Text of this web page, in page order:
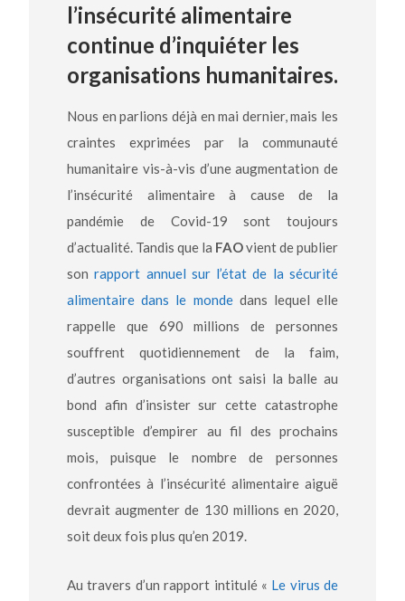
l’insécurité alimentaire
continue d’inquiéter les
organisations humanitaires.
Nous en parlions déjà en mai dernier, mais les
craintes exprimées par la communauté
humanitaire vis-à-vis d’une augmentation de
l’insécurité alimentaire à cause de la
pandémie de Covid-19 sont toujours
d’actualité. Tandis que la FAOvient de publier
sonrapport annuel sur l’état de la sécurité
alimentaire dans le mondedans lequel elle
rappelle que 690 millions de personnes
souffrent quotidiennement de la faim,
d’autres organisations ont saisi la balle au
bond afin d’insister sur cette catastrophe
susceptible d’empirer au fil des prochains
mois, puisque le nombre de personnes
confrontées à l’insécurité alimentaire aiguë
devrait augmenter de 130 millions en 2020,
soit deux fois plus qu’en 2019.
Au travers d’un rapport intitulé « Le virus de